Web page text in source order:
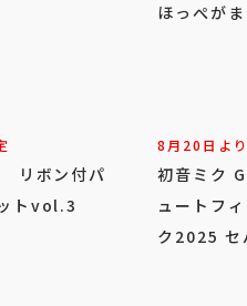
ほっぺが
リボン付パ
トvol.3
8月20日よ
初音ミク
ュートフ
ク2025 セ